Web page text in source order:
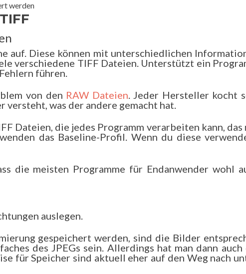
werden
auf. Diese können mit unterschiedlichen
verschiedene TIFF Dateien. Unterstützt ein
führen.
von den RAW Dateien. Jeder Hersteller kocht
versteht, was der andere gemacht hat.
Dateien, die jedes Programm verarbeiten kann, das
das Baseline-Profil. Wenn du diese
die meisten Programme für Endanwender wohl
auslegen.
gespeichert werden, sind die Bilder
des JPEGs sein. Allerdings hat man dann auch
für Speicher sind aktuell eher auf den Weg nach